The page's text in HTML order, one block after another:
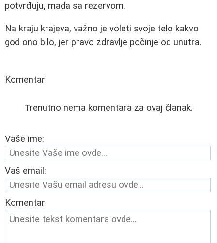
potvrđuju, mada sa rezervom.
Na kraju krajeva, važno je voleti svoje telo kakvo
god ono bilo, jer pravo zdravlje počinje od unutra.
Komentari
Trenutno nema komentara za ovaj članak.
Vaše ime:
Vaš email:
Komentar: